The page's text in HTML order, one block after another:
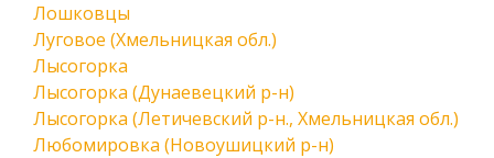
Лошковцы
Луговое (Хмельницкая обл.)
Лысогорка
Лысогорка (Дунаевецкий р-н)
Лысогорка (Летичевский р-н., Хмельницкая обл.)
Любомировка (Новоушицкий р-н)